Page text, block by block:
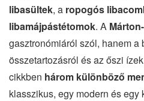
libasültek, a ropogós
libamájpástétomok. A
gasztronómiáról szól, hanem a
összetartozásról és az őszi
cikkben három különböző
klasszikus, egy modern és